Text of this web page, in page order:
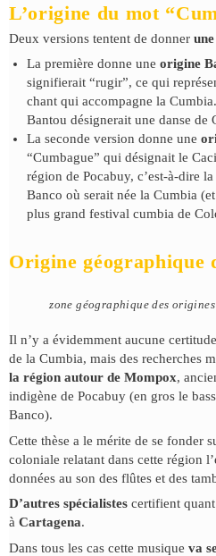
L’origine du mot
Deux versions tentent de donner
La première donne une origine
signifierait “rugir”, ce qui
chant qui accompagne la
Bantou désignerait une danse de
La seconde version donne une
“Cumbague” qui désignait le
région de Pocabuy, c’est-à-dire
Banco où serait née la Cumbia
plus grand festival cumbia de
Origine géographique
zone géographique des
Il n’y a évidemment aucune
de la Cumbia, mais des recherches
la région autour de Mompox,
indigène de Pocabuy (en gros le
Banco).
Cette thèse a le mérite de se fonder
coloniale relatant dans cette région
données au son des flûtes et des
D’autres spécialistes certifient
à Cartagena.
Dans tous les cas cette musique va